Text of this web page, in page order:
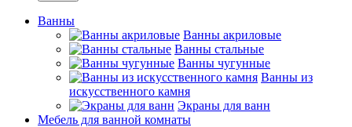
Ванны
Ванны акриловые
Ванны стальные
Ванны чугунные
Ванны из
искусственного камня
Экраны для ванн
Мебель для ванной комнаты